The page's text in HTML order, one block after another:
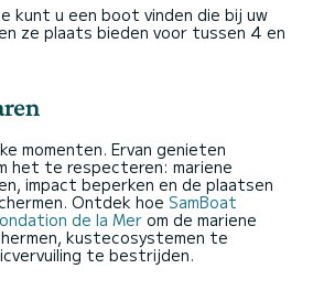
kunt u een boot vinden die bij uw
ze plaats bieden voor tussen 4 en
momenten. Ervan genieten
het te respecteren: mariene
impact beperken en de plaatsen
Ontdek hoe SamBoat
de la Mer om de mariene
kustecosystemen te
te bestrijden.